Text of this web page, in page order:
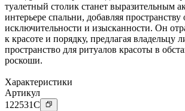
туалетный столик станет выразительным
интерьере спальни, добавляя
исключительности и изысканности. Он
к красоте и порядку, предлагая владельцу
пространство для ритуалов красоты в
роскоши.
Характеристики
Артикул
122531C